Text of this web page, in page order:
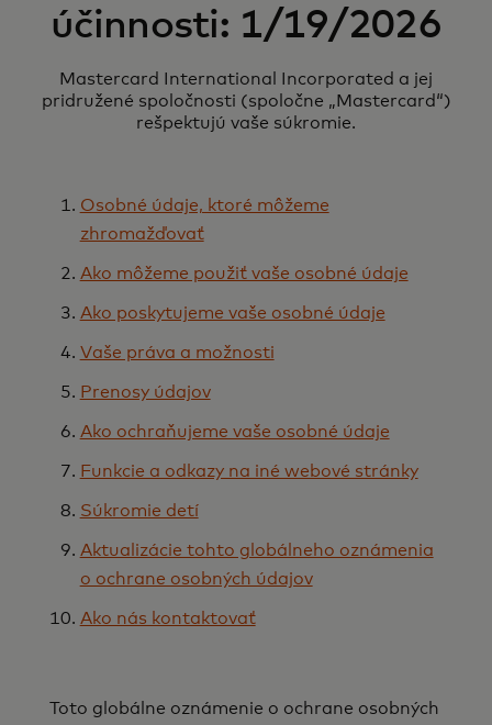
účinnosti: 1/19/2026
Mastercard International Incorporated a jej
pridružené spoločnosti (spoločne „Mastercard“)
rešpektujú vaše súkromie.
Osobné údaje, ktoré môžeme
zhromažďovať
Ako môžeme použiť vaše osobné údaje
Ako poskytujeme vaše osobné údaje
Vaše práva a možnosti
Prenosy údajov
Ako ochraňujeme vaše osobné údaje
Funkcie a odkazy na iné webové stránky
Súkromie detí
Aktualizácie tohto globálneho oznámenia
o ochrane osobných údajov
Ako nás kontaktovať
Toto globálne oznámenie o ochrane osobných